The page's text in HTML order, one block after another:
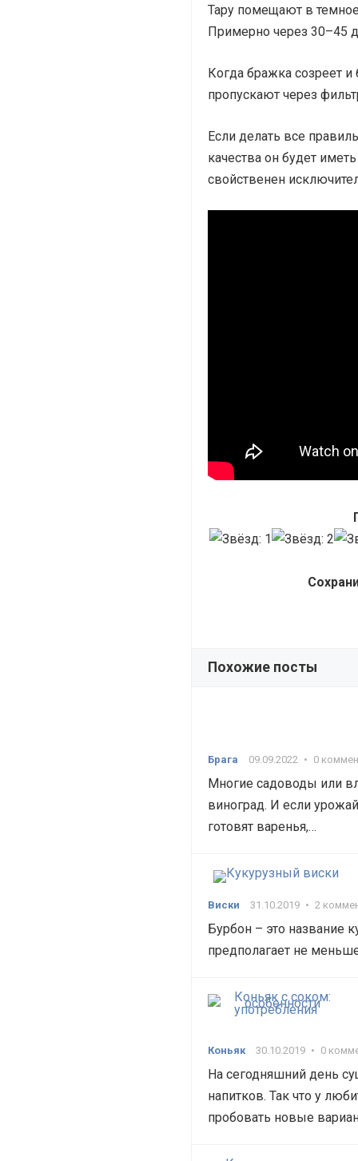
Тару помещают в
Примерно через 30–45
Когда бражка созреет и
пропускают через
Если делать все
качества он будет
свойственен
Похожие посты
Брага 09.09.2022 • 0
Многие садоводы или
виноград. И если
готовят варенья,…
Виски 31.10.2019 • 2
Бурбон – это название
предполагает не
Коньяк 30.10.2019 • 0
На сегодняшний день
напитков. Так что у
пробовать новые